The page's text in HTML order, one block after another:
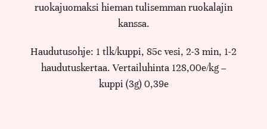
ruokajuomaksi hieman tulisemman ruokalajin
kanssa.
Haudutusohje: 1 tlk/kuppi, 85c vesi, 2-3 min, 1-2
haudutuskertaa. Vertailuhinta 128,00e/kg –
kuppi (3g) 0,39e